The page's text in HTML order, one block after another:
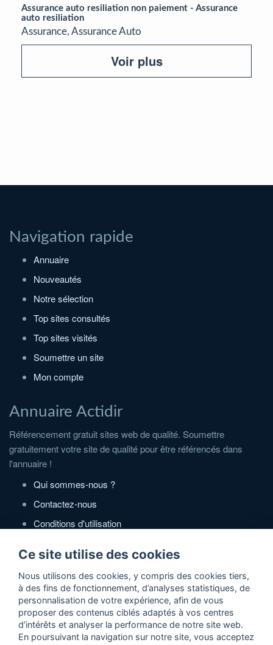
Assurance auto resiliation non paiement - Assurance
auto resiliation
Assurance, Assurance Auto
Voir plus
Navigation rapide
Annuaire
Nouveautés
Notre sélection
Top sites consultés
Top sites visités
Soumettre un site
Mon compte
Annuaire Actidir
Référencement gratuit sites web de qualité. Soumettre
gratuitement votre site de qualité pour être référencés dans
l'annuaire !
Qui sommes-nous ?
Contactez-nous
Conditions d'utilisation
Partenaires
Zone Annonces Gratuites
Locations vacances entre particuliers
Ruedesvacances
Ce site utilise des cookies
Nous utilisons des cookies, y compris des cookies tiers,
à des fins de fonctionnement, d’analyses statistiques, de
personnalisation de votre expérience, afin de vous
proposer des contenus ciblés adaptés à vos centres
d’intérêts et analyser la performance de notre site web.
En poursuivant la navigation sur notre site, vous acceptez